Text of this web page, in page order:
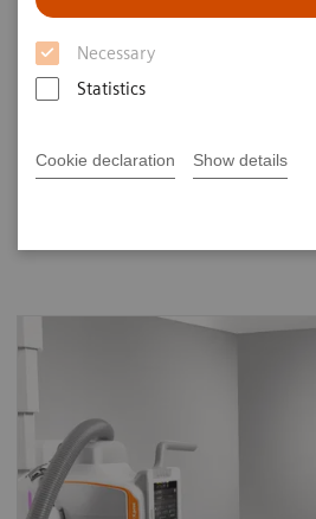
Necessary
Statistics
Cookie declaration Show details
Ossistemas de radiografia
Healthineers são tão
clínicas e oferecem otimização